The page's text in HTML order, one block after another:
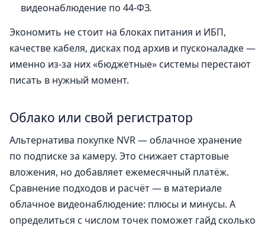
видеонаблюдение по 44-ФЗ.
Экономить не стоит на блоках питания и ИБП,
качестве кабеля, дисках под архив и пусконаладке —
именно из-за них «бюджетные» системы перестают
писать в нужный момент.
Облако или свой регистратор
Альтернатива покупке NVR — облачное хранение
по подписке за камеру. Это снижает стартовые
вложения, но добавляет ежемесячный платёж.
Сравнение подходов и расчёт — в материале
облачное видеонаблюдение: плюсы и минусы. А
определиться с числом точек поможет гайд сколько